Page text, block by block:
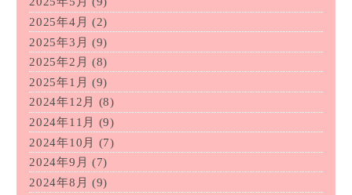
2025年4月 (2)
2025年3月 (9)
2025年2月 (8)
2025年1月 (9)
2024年12月
(8)
2024年11月
(9)
2024年10月 (7)
2024年9月 (7)
2024年8月 (9)